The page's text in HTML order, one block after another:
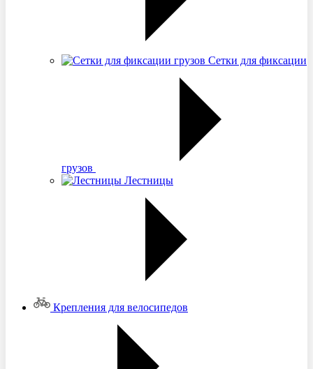
Сетки для фиксации
грузов
Лестницы
Крепления для велосипедов